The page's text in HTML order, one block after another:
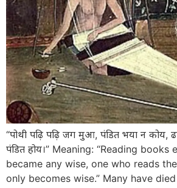
“पोथी पढ़ि पढ़ि जग मुआ, पंडित भया न कोय,
पंडित होय।” Meaning: “Reading
became any wise, one who reads
only becomes wise.” Many have